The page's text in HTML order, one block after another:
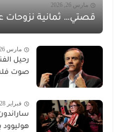
مارس 26, 2026
قصتي… ثمانية نزوحات
مارس 26, 2026
رحيل
صوت
فبراير 28, 2026